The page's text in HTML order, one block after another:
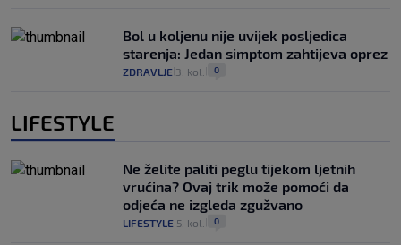
Bol u koljenu nije uvijek posljedica
starenja: Jedan simptom zahtijeva oprez
ZDRAVLJE 3. kol. 0
LIFESTYLE
Ne želite paliti peglu tijekom ljetnih
vrućina? Ovaj trik može pomoći da
odjeća ne izgleda zgužvano
LIFESTYLE 5. kol. 0